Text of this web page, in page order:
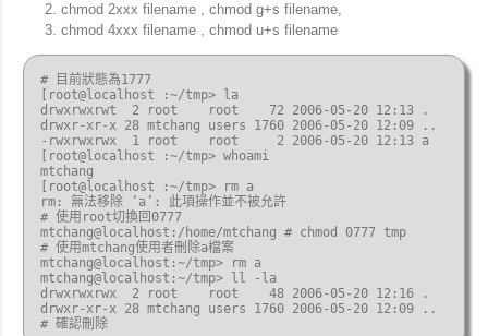
chmod 2xxx filename , chmod g+s filename,
chmod 4xxx filename , chmod u+s filename
# 目前狀態為1777
[root@localhost :~/tmp> la
drwxrwxrwt  2 root    root    72 2006-05-20 12:13 .
drwxr-xr-x 28 mtchang users 1760 2006-05-20 12:09 ..
-rwxrwxrwx  1 root    root     2 2006-05-20 12:13 a
[root@localhost :~/tmp> whoami
mtchang
[root@localhost :~/tmp> rm a
rm: 無法移除 ‘a’: 此項操作並不被允許
# 使用root切換回0777
mtchang@localhost:/home/mtchang # chmod 0777 tmp
# 使用mtchang使用者刪除a檔案
mtchang@localhost:~/tmp> rm a
mtchang@localhost:~/tmp> ll -la
drwxrwxrwx  2 root    root    48 2006-05-20 12:16 .
drwxr-xr-x 28 mtchang users 1760 2006-05-20 12:09 ..
# 確認刪除